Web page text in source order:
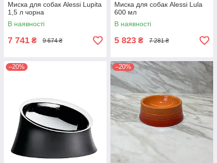
Миска для собак Alessi Lupita
1,5 л чорна
В наявності
7 741 ₴ 9 674 ₴
Миска для собак Alessi Lula
600 мл
В наявності
5 823 ₴ 7 281 ₴
–20% –20%